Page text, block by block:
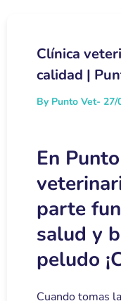
Clínica
calidad |
By Punto Vet- 27/
En
parte
salud y
peludo
Cuando tomas